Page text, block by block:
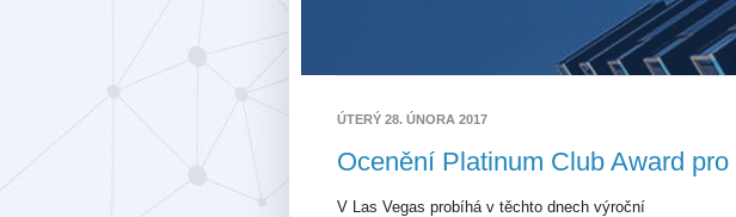
ÚTERÝ 28. ÚNORA 2017
Ocenění Platinum Club Award
V Las Vegas probíhá v těchto dnech výroční